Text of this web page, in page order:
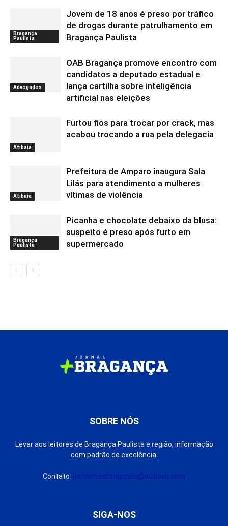
Bragança
Paulista
Jovem de 18 anos é preso por tráfico
de drogas durante patrulhamento em
Bragança Paulista
Advogados
OAB Bragança promove encontro com
candidatos a deputado estadual e
lança cartilha sobre inteligência
artificial nas eleições
Atibaia
Furtou fios para trocar por crack, mas
acabou trocando a rua pela delegacia
Atibaia
Prefeitura de Amparo inaugura Sala
Lilás para atendimento a mulheres
vítimas de violência
Bragança
Paulista
Picanha e chocolate debaixo da blusa:
suspeito é preso após furto em
supermercado
SOBRE NÓS
Levar aos leitores de Bragança Paulista e região, informação
com padrão de excelência.
Contato: jornalmaisbraganca@outlook.com
SIGA-NOS